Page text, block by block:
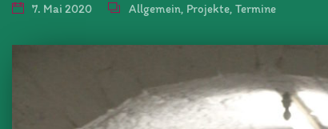
7. Mai 2020 Allgemein, Projekte, Termine